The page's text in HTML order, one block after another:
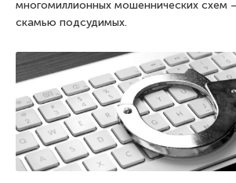
многомиллионных мошеннических схем
скамью подсудимых.